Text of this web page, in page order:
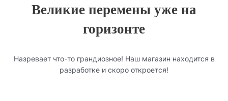
Великие перемены уже на
горизонте
Назревает что-то грандиозное! Наш магазин находится в
разработке и скоро откроется!